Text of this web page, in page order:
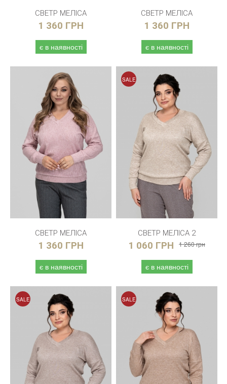
СВЕТР МЕЛІСА
1 360 ГРН
є в наявності
СВЕТР МЕЛІСА
1 360 ГРН
є в наявності
СВЕТР МЕЛІСА
1 360 ГРН
є в наявності
SALE
СВЕТР МЕЛІСА 2
1 060 ГРН 1 260 грн
є в наявності
SALE SALE